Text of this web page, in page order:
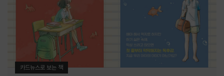
카드뉴스로 보는 책